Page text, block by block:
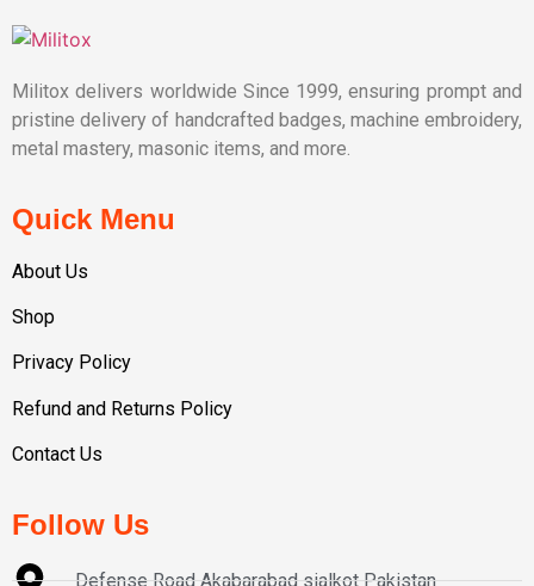
Militox delivers worldwide Since 1999, ensuring prompt and
pristine delivery of handcrafted badges, machine embroidery,
metal mastery, masonic items, and more.
Quick Menu
About Us
Shop
Privacy Policy
Refund and Returns Policy
Contact Us
Follow Us
Defense Road Akabarabad sialkot Pakistan